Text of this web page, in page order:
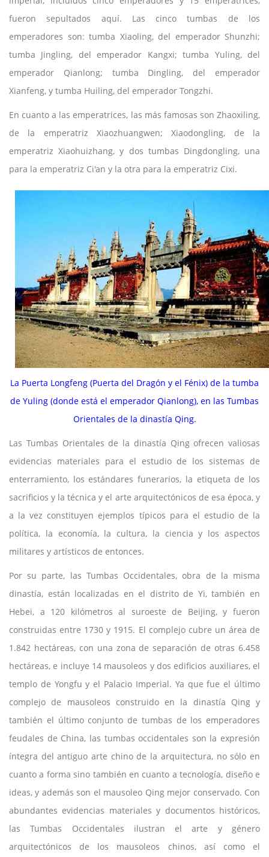
fueron sepultados aquí. Las cinco tumbas de los
emperadores son: tumba Xiaoling, del emperador Shunzhi;
tumba Jingling, del emperador Kangxi; tumba Yuling, del
emperador Qianlong; tumba Dingling, del emperador
Xianfeng, y tumba Huiling, del emperador Tongzhi.
En cuanto a las emperatrices, las más famosas son Zhaoxiling,
de la emperatriz Xiaozhuangwen; Xiaodongling, de la
emperatriz Xiaohuizhang, y dos tumbas Dingdongling, una
para la emperatriz Ci'an y la otra para la emperatriz Cixi.
La Puerta Longfeng (Puerta del Dragón y el Fénix) de la tumba
de Yuling (donde está el emperador Qianlong), en las Tumbas
Orientales de la dinastía Qing.
Las Tumbas Orientales de la dinastía Qing ofrecen valiosas
evidencias materiales para el estudio de los sistemas de
enterramiento, los estándares funerarios, la etiqueta de los
sacrificios y la técnica y el arte arquitectónicos de esa época, y
a la vez constituyen ejemplos típicos para el estudio de la
política, la economía, la cultura, la ciencia y los aspectos
militares y artísticos de entonces.
Por su parte, las Tumbas Occidentales, obra de la misma
dinastía, están localizadas en el distrito de Yi, también en
Hebei, a 120 kilómetros al suroeste de Beijing, y fueron
construidas entre 1730 y 1915. El complejo cubre un área de
1.842 hectáreas, con una zona de separación de otras 6.458
hectáreas, e incluye 14 mausoleos y dos edificios auxiliares, el
templo de Yongfu y el Palacio Imperial. Ya que fue el último
complejo de mausoleos construido en la dinastía Qing y
también el último conjunto de tumbas de los emperadores
feudales de China, las tumbas occidentales son la expresión
íntegra del antiguo arte chino de la arquitectura, no sólo en
cuanto a forma sino también en cuanto a tecnología, diseño e
ideas, y además son el mausoleo Qing mejor conservado. Con
abundantes evidencias materiales y documentos históricos,
las Tumbas Occidentales ilustran el arte y género
arquitectónicos de los mausoleos chinos, así como el